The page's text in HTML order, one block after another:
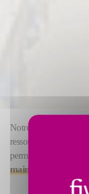
Notre expérience, nos
ressources
permanence l
maintenance facilitée